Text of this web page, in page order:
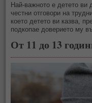
Най-важното е детето ви
честни отговори на
което детето ви казва,
подкопае доверието му
От 11 до 13